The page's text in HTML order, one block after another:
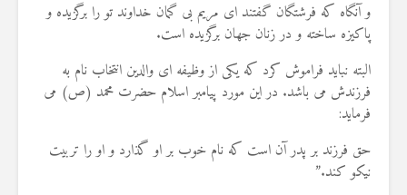
و آنگاه که فرشتگان گفتند ای مریم بی گمان خداوند تو را برگزیده و
پاکیزه ساخته و در زنان جهان برگزیده است.
البته نباید فراموش کرد که یکی از وظیفه ای والدین انتخاب نام به
فرزندش می باشد. در این مورد پیامبر اسلام حضرت محمد (ص) می
فرماید:
حق فرزند بر پدر آن است که نام خوب بر او گذارد و او را تربیت
نیکو کند.”
19 جولای 2026
36 نمایش ها